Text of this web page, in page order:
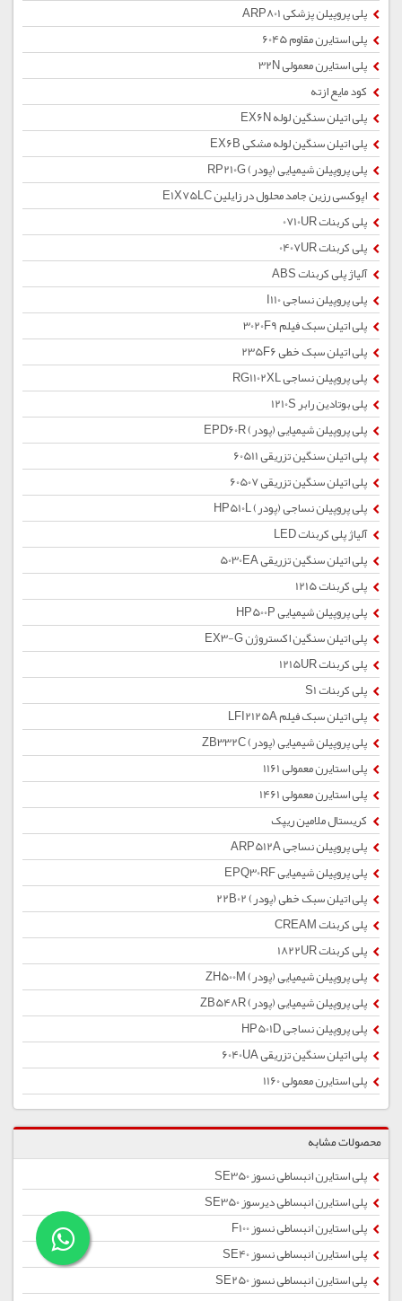
پلی پروپیلن پزشکی ARP801
پلی استایرن مقاوم 6045
پلی استایرن معمولی 32N
کود مایع ازته
پلی اتیلن سنگین لوله EX6N
پلی اتیلن سنگین لوله مشکی EX6B
پلی پروپیلن شیمیایی (پودر) RP210G
اپوکسی رزین جامد محلول در زایلین E1X75LC
پلی کربنات 0710UR
پلی کربنات 0407UR
آلیاژ پلی کربنات ABS
پلی پروپیلن نساجی I110
پلی اتیلن سبک فیلم 3020F9
پلی اتیلن سبک خطی 235F6
پلی پروپیلن نساجی RG1102XL
پلی بوتادین رابر 1210S
پلی پروپیلن شیمیایی (پودر) EPD60R
پلی اتیلن سنگین تزریقی 60511
پلی اتیلن سنگین تزریقی 60507
پلی پروپیلن نساجی (پودر) HP510L
آلیاژ پلی کربنات LED
پلی اتیلن سنگین تزریقی 5030EA
پلی کربنات 1215
پلی پروپیلن شیمیایی HP500P
پلی اتیلن سنگین اکستروژن EX3-G
پلی کربنات 1215UR
پلی کربنات S1
پلی اتیلن سبک فیلم LFI2125A
پلی پروپیلن شیمیایی (پودر) ZB332C
پلی استایرن معمولی 1161
پلی استایرن معمولی 1461
کریستال ملامین ریپک
پلی پروپیلن نساجی ARP512A
پلی پروپیلن شیمیایی EPQ30RF
پلی اتیلن سبک خطی (پودر) 22B02
پلی کربنات CREAM
پلی کربنات 1822UR
پلی پروپیلن شیمیایی (پودر) ZH500M
پلی پروپیلن شیمیایی (پودر) ZB548R
پلی پروپیلن نساجی HP501D
پلی اتیلن سنگین تزریقی 6040UA
پلی استایرن معمولی 1160
محصولات مشابه
پلی استایرن انبساطی نسوز SE350
پلی استایرن انبساطی دیرسوز SE350
پلی استایرن انبساطی نسوز F100
پلی استایرن انبساطی نسوز SE40
پلی استایرن انبساطی نسوز SE250